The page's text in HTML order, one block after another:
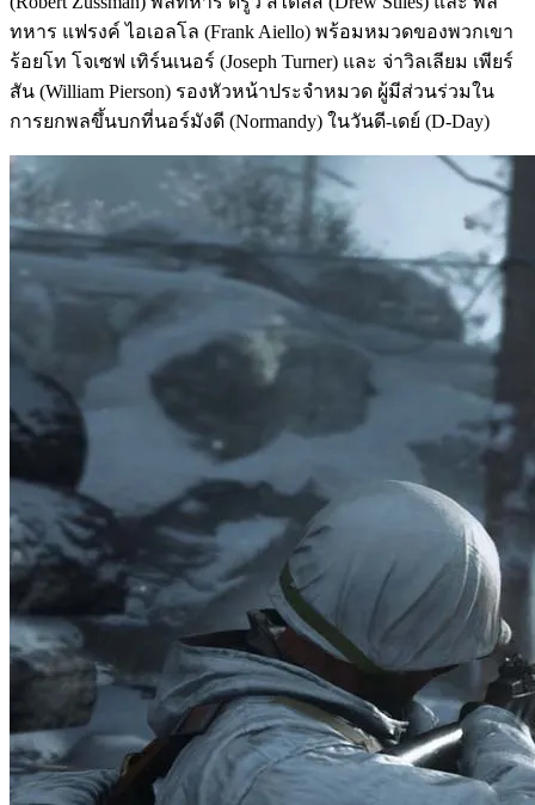
ทหาร แฟรงค์ ไอเอลโล (Frank Aiello) พร้อมหมวดของพวกเขา
ร้อยโท โจเซฟ เทิร์นเนอร์ (Joseph Turner) และ จ่าวิลเลียม เพียร์
สัน (William Pierson) รองหัวหน้าประจำหมวด ผู้มีส่วนร่วมใน
การยกพลขึ้นบกที่นอร์มังดี (Normandy) ในวันดี-เดย์ (D-Day)